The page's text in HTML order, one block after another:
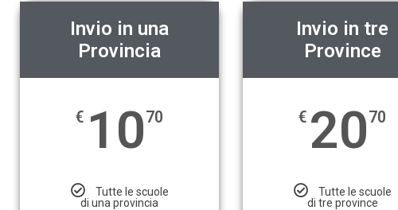
Invio in una
Provincia
€ 1070
Tutte le scuole
di una provincia
Invio in tre
Province
€ 2070
Tutte le scuole
di tre province